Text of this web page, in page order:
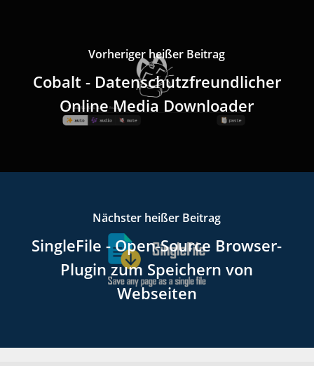
Vorheriger heißer Beitrag
Cobalt - Datenschutzfreundlicher
Online Media Downloader
Nächster heißer Beitrag
SingleFile - Open-Source Browser-
Plugin zum Speichern von
Webseiten